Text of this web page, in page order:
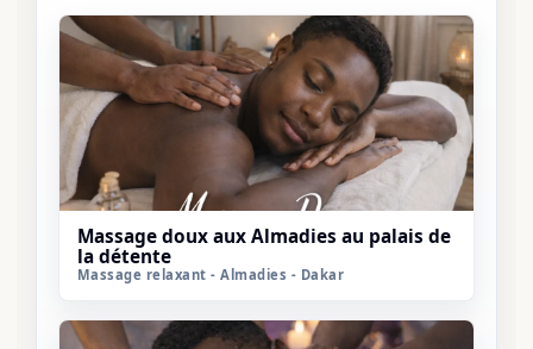
Massage relaxant - Almadies - Dakar
Massage doux aux Almadies au palais de
la détente